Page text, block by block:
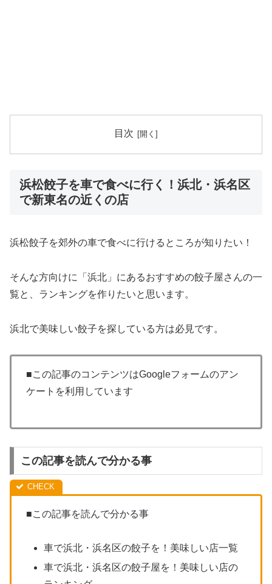
目次
浜松餃子を車で食べに行く！浜北・浜名区
で新東名の近くの店
浜松餃子を郊外の車で食べに行けるところが知りたい！
そんな方向けに「浜北」にあるおすすめの餃子屋さんの一
覧と、ランキングを作りたいと思います。
浜北で美味しい餃子を探している方は必見です。
■この記事のコンテンツはGoogleフォームのアン
ケートを利用しています
この記事を読んで分かる事
■この記事を読んで分かる事
車で浜北・浜名区の餃子を！美味しい店一覧
車で浜北・浜名区の餃子屋を！美味しい店の